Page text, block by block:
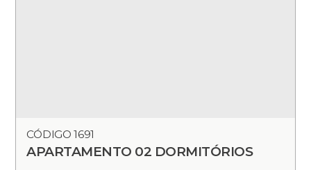
CÓDIGO 1691
APARTAMENTO 02 DORMITÓRIOS